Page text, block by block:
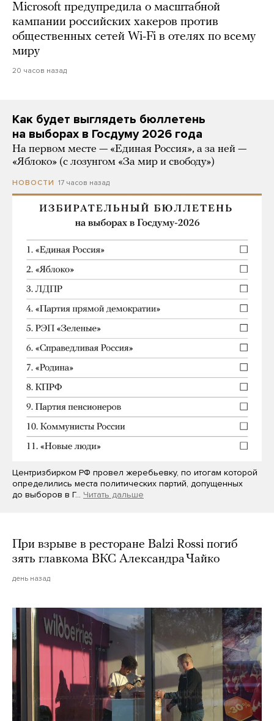
Microsoft предупредила о масштабной
кампании российских хакеров против
общественных сетей Wi-Fi в отелях по всему
миру
20 часов назад
Как будет выглядеть бюллетень
на выборах в Госдуму 2026 года
На первом месте — «Единая Россия», а за ней —
«Яблоко» (с лозунгом «За мир и свободу»)
НОВОСТИ 17 часов назад
Центризбирком РФ провел жеребьевку, по итогам которой
определились места политических партий, допущенных
до выборов в Г… Читать дальше
При взрыве в ресторане Balzi Rossi погиб
зять главкома ВКС Александра Чайко
день назад